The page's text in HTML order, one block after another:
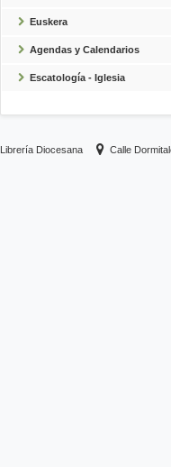
Euskera
Agendas y Calendarios
Escatología - Iglesia
Librería Diocesana Calle